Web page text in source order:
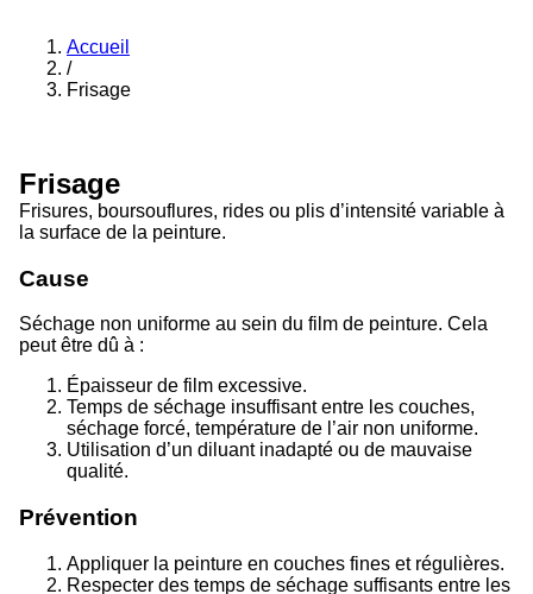
Accueil
/
Frisage
Frisage
Frisures, boursouflures, rides ou plis d’intensité variable à
la surface de la peinture.
Cause
Séchage non uniforme au sein du film de peinture. Cela
peut être dû à :
Épaisseur de film excessive.
Temps de séchage insuffisant entre les couches,
séchage forcé, température de l’air non uniforme.
Utilisation d’un diluant inadapté ou de mauvaise
qualité.
Prévention
Appliquer la peinture en couches fines et régulières.
Respecter des temps de séchage suffisants entre les